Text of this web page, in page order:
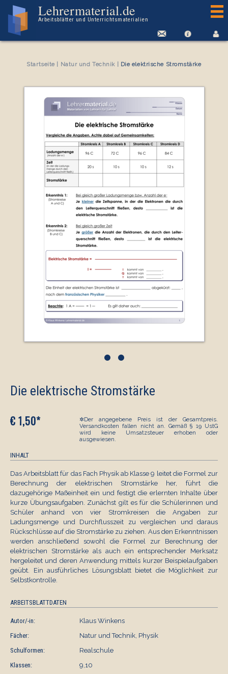
Lehrermaterial.de
Arbeitsblätter und Unterrichtsmaterialien
Startseite| Natur und Technik Die elektrische Stromstärke
••
Die elektrische Stromstärke
€ 1,50*
✲Der angegebene Preis ist der Gesamtpreis.
Versandkosten fallen nicht an. Gemäß § 19 UstG
wird keine Umsatzsteuer erhoben oder
ausgewiesen.
INHALT
Das Arbeitsblatt für das Fach Physik ab Klasse 9 leitet die Formel zur
Berechnung der elektrischen Stromstärke her, führt die
dazugehörige Maßeinheit ein und festigt die erlernten Inhalte über
kurze Übungsaufgaben. Zunächst gilt es für die Schülerinnen und
Schüler anhand von vier Stromkreisen die Angaben zur
Ladungsmenge und Durchflusszeit zu vergleichen und daraus
Rückschlüsse auf die Stromstärke zu ziehen. Aus den Erkenntnissen
werden anschließend sowohl die Formel zur Berechnung der
elektrischen Stromstärke als auch ein entsprechender Merksatz
hergeleitet und deren Anwendung mittels kurzer Beispielaufgaben
geübt. Ein ausführliches Lösungsblatt bietet die Möglichkeit zur
Selbstkontrolle.
ARBEITSBLATTDATEN
Autor/-in:
Klaus Winkens
Fächer:
Natur und Technik, Physik
Schulformen:
Realschule
Klassen:
9,10